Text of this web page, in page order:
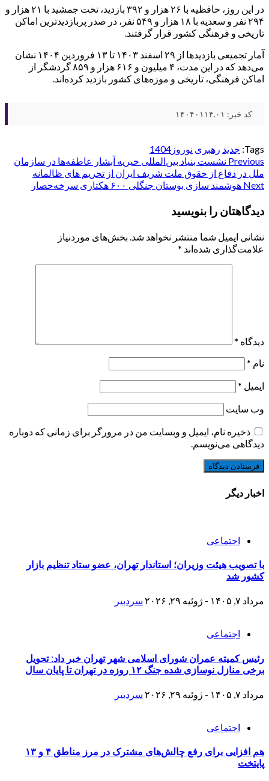
در این روز، حافظیه با ۲۶ هزار و ۳۹۲ بازدید، تخت جمشید با ۲۱ هزار و
۲۹۴ نفر و سعدیه با ۱۸ هزار و ۵۴۹ نفر، در صدر پربازدیدترین اماکن
تاریخی و فرهنگی کشور قرار گرفتند.
آمار تجمیعی بازدیدها از ۲۹ اسفند ۱۴۰۳ تا ۱۳ فروردین ۱۴۰۴ نشان
می‌دهد که در این مدت، ۴ میلیون و ۶۱۶ هزار و ۸۵۹ گردشگر از
اماکن فرهنگی، تاریخی و موزه‌های کشور بازدید کرده‌اند.
کد خبر: ۱۴۰۴۰۱۱۴.۰۱
Tags: جدید رهبری نوروز1404
Post
navigation
Previous نشست بنیاد بین‌المللی خیریه آبشار عاطفه‌ها در سازمان
ملل در دفاع از حقوق ملت شریف ایران از تحریم های ظالمانه
Next هوشمند سازی بوستان جنگلی ۶۰۰ هکتاری سرخه‌حصار
دیدگاهتان را بنویسید
نشانی ایمیل شما منتشر نخواهد شد. بخش‌های موردنیاز
علامت‌گذاری شده‌اند *
دیدگاه *
نام *
ایمیل *
وب‌ سایت
ذخیره نام، ایمیل و وبسایت من در مرورگر برای زمانی که دوباره
دیدگاهی می‌نویسم.
اخبار دیگر
اجتماعی
با تصویب هیئت وزیران؛ استاندار تهران، عضو ستاد تنظیم بازار
کشور شد
مرداد ۷, ۱۴۰۵ - ژوئیه ۲۹, ۲۰۲۶ سردبیر
اجتماعی
رئیس کمیته عمران شورای اسلامی شهر تهران خبر داد: تحویل
برخی منازل نوسازی شده جنگ ۱۲ روزه در تهران تا پایان سال
مرداد ۷, ۱۴۰۵ - ژوئیه ۲۹, ۲۰۲۶ سردبیر
اجتماعی
هم افزایی برای رفع چالش‌های مشترک در مرز مناطق ۴ و ۱۳
پایتخت